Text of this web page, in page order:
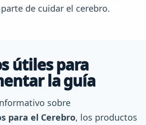
de cuidar el cerebro.
útiles para
la guía
sobre
para el Cerebro, los productos